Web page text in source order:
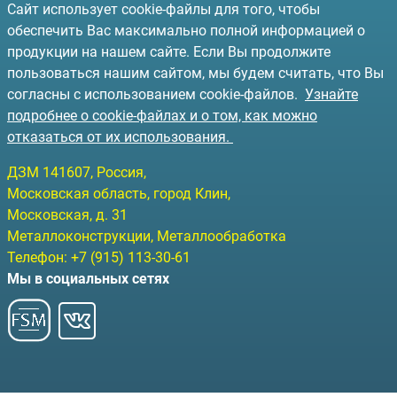
Сайт использует cookie-файлы для того, чтобы
обеспечить Вас максимально полной информацией о
продукции на нашем сайте. Если Вы продолжите
пользоваться нашим сайтом, мы будем считать, что Вы
согласны с использованием cookie-файлов. Узнайте
подробнее о cookie-файлах и о том, как можно
отказаться от их использования.
ДЗМ 141607, Россия,
Московская область, город Клин,
Московская, д. 31
Металлоконструкции, Металлообработка
Телефон: +7 (915) 113-30-61
Мы в социальных сетях